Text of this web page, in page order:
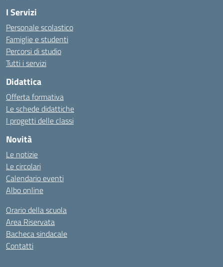
I Servizi
Personale scolastico
Famiglie e studenti
Percorsi di studio
Tutti i servizi
Didattica
Offerta formativa
Le schede didattiche
I progetti delle classi
Novità
Le notizie
Le circolari
Calendario eventi
Albo online
Orario della scuola
Area Riservata
Bacheca sindacale
Contatti